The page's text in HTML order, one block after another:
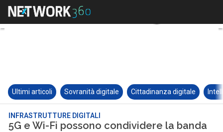
Ultimi articoli Sovranità digitale Cittadinanza digitale
INFRASTRUTTURE DIGITALI
5G e Wi-Fi possono condividere la banda